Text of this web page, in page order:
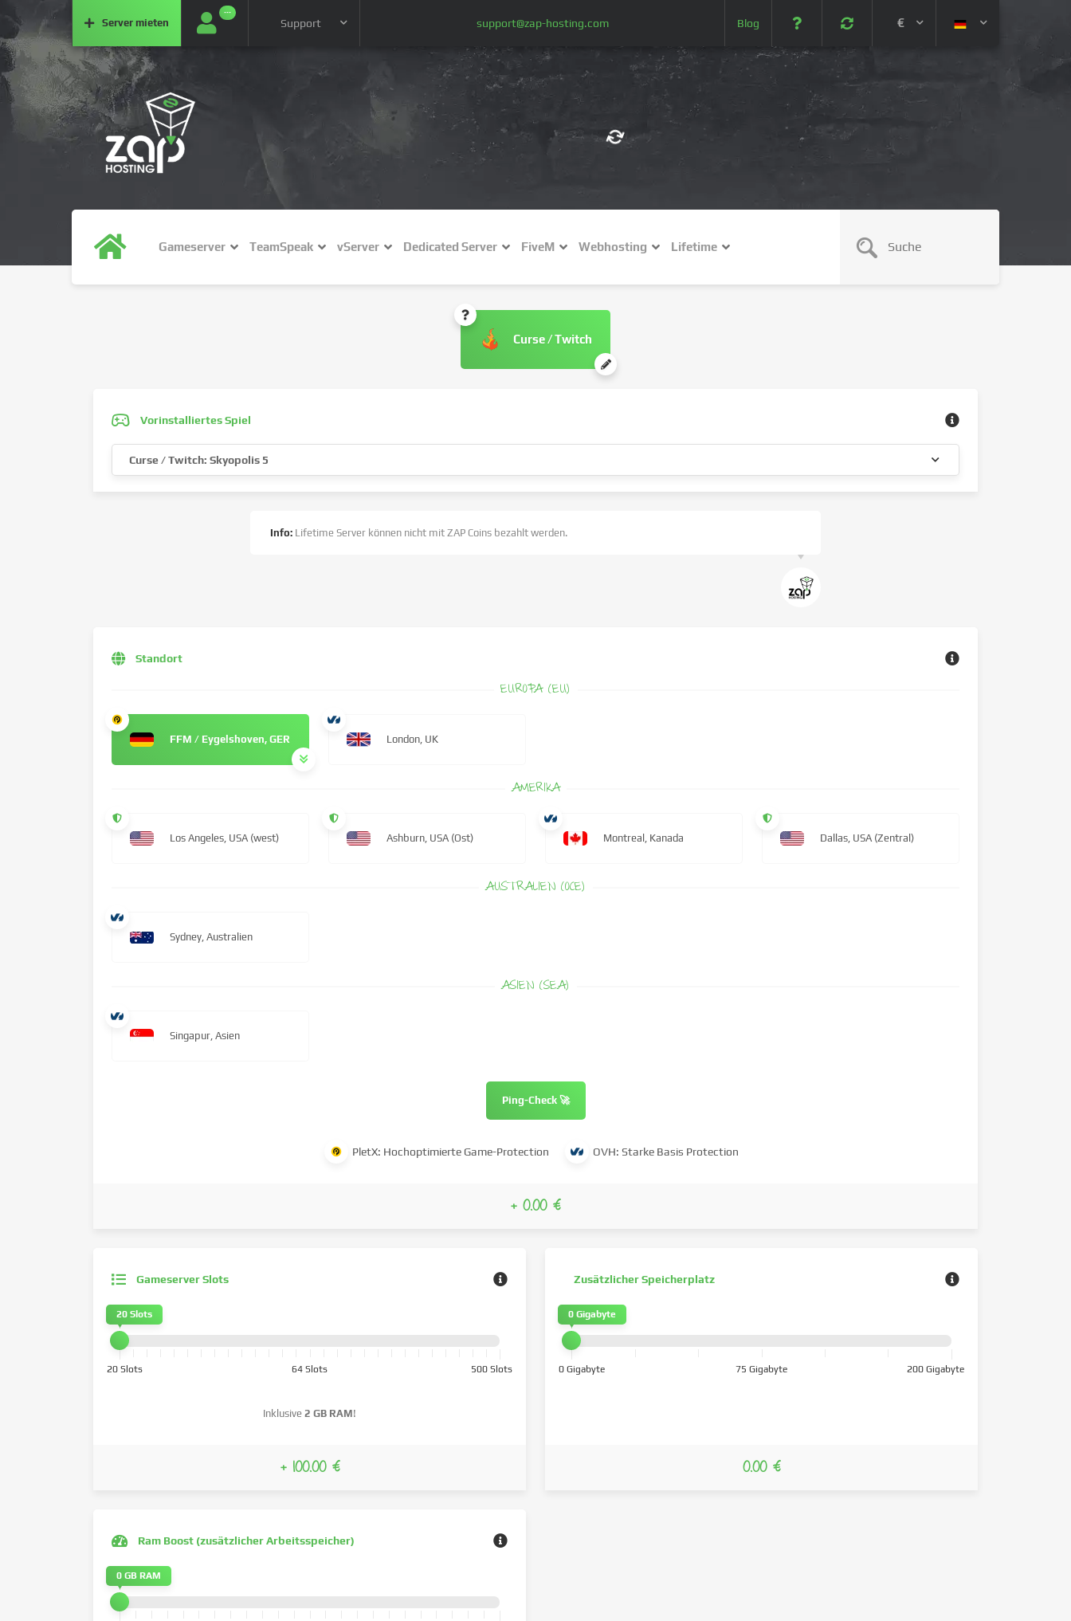
Server mieten
···
Support support@zap-hosting.com Blog €
Gameserver TeamSpeak vServer Dedicated Server FiveM Webhosting Lifetime
Curse / Twitch
Vorinstalliertes Spiel
Curse / Twitch: Skyopolis 5
Info: Lifetime Server können nicht mit ZAP Coins bezahlt werden.
Gameserver Slots
20 Slots 64 Slots 500 Slots
Inklusive 2 GB RAM!
20 Slots
+ 100.00 €
Standort
EUROPA (EU)
FFM / Eygelshoven, GER London, UK
AMERIKA
Los Angeles, USA (west) Ashburn, USA (Ost) Montreal, Kanada Dallas, USA (Zentral)
AUSTRALIEN (OCE)
Sydney, Australien
ASIEN (SEA)
Singapur, Asien
Ping-Check 🚀
PletX: Hochoptimierte Game-Protection OVH: Starke Basis Protection
+ 0.00 €
Zusätzlicher Speicherplatz
0 Gigabyte 75 Gigabyte 200 Gigabyte
0 Gigabyte
0.00 €
Ram Boost (zusätzlicher Arbeitsspeicher)
0 GB RAM